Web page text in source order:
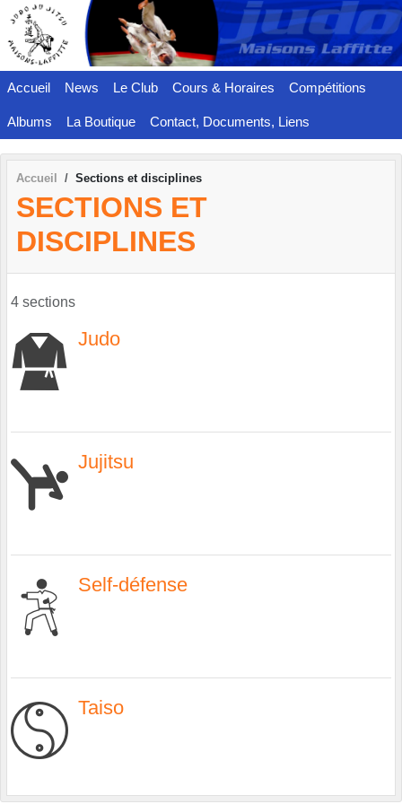
Accueil News Le Club Cours & Horaires Compétitions
Albums La Boutique Contact, Documents, Liens
Accueil Sections et disciplines
SECTIONS ET
DISCIPLINES
4 sections
Judo
Jujitsu
Self-défense
Taiso
Panneau de gestion des cookies